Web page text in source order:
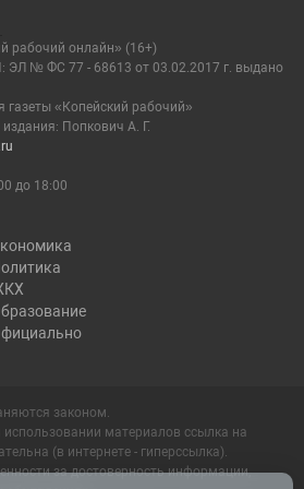
рабочий онлайн» (16+)
ЭЛ № ФС 77 - 68613 от 03.02.2017 г. выдано
«Копейский рабочий»
Попкович А. Г.
до 18:00
законом.
материалов ссылка на
(в интернете - гиперссылка).
за достоверность информации,